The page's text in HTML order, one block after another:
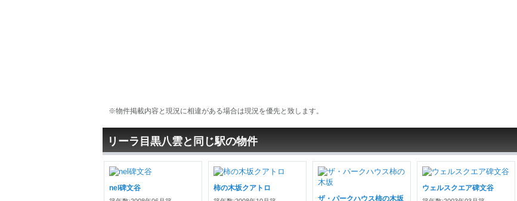
※物件掲載内容と現況に相違がある場合は現況を優先と致します。
リーラ目黒八雲と同じ駅の物件
nel碑文谷 柿の木坂クアトロ
ザ・パークハウス柿の木坂
ウェルスクエア碑文谷